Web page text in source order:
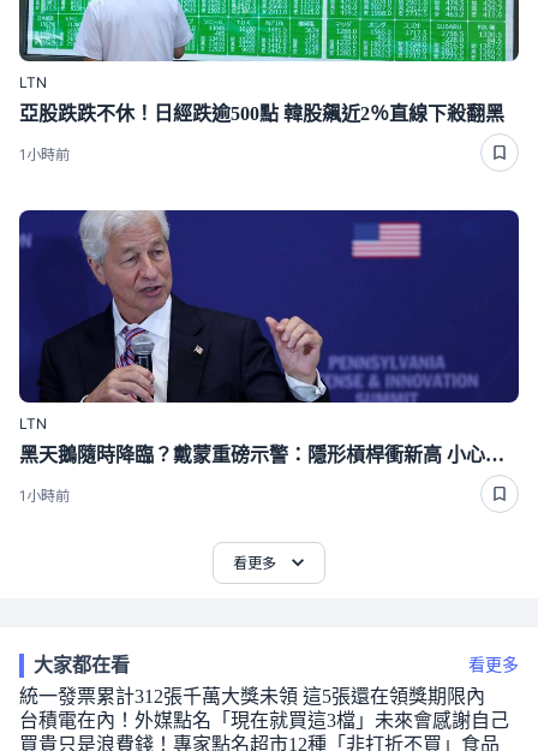
LTN
亞股跌跌不休！日經跌逾500點 韓股飆近2％直線下殺翻黑
1小時前
LTN
黑天鵝隨時降臨？戴蒙重磅示警：隱形槓桿衝新高 小心金融震撼彈突襲
1小時前
看更多
大家都在看 看更多
統一發票累計312張千萬大獎未領 這5張還在領獎期限內
台積電在內！外媒點名「現在就買這3檔」未來會感謝自己
買貴只是浪費錢！專家點名超市12種「非打折不買」食品